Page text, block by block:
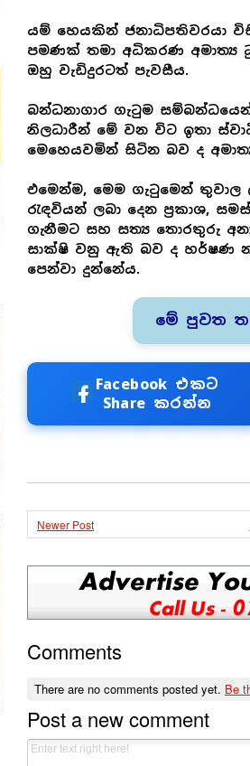
යම් හෙයකින් ජනාධිපතිවරයා
පමණක් තමා අධිකරණ අමාත්‍ය
ඔහු වැඩිදුරටත් පැවසීය.
බන්ධනාගාර ගැටුම
නිලධාරීන් මේ වන විට ඉතා
මෙහෙයවමින් සිටින බව ද
එමෙන්ම, මෙම ගැටුමෙන්
රැඳවියන් ලබා දෙන ප්‍රකාශ,
ගැනීමට සහ සත්‍ය තොරතුරු
සාක්ෂි වනු ඇති බව ද හර්ෂණ
පෙන්වා දුන්නේය.
මේ පුවත
Facebook එකට
Share කරන්න
Newer Post
Comments
There are no comments posted yet. Be
Post a new comment